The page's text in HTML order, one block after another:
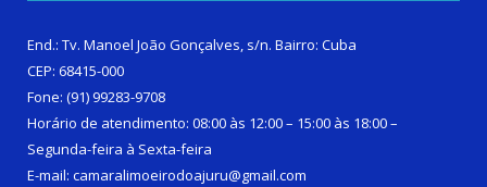
End.: Tv. Manoel João Gonçalves, s/n. Bairro: Cuba
CEP: 68415-000
Fone: (91) 99283-9708
Horário de atendimento: 08:00 às 12:00 – 15:00 às 18:00 –
Segunda-feira à Sexta-feira
E-mail: camaralimoeirodoajuru@gmail.com